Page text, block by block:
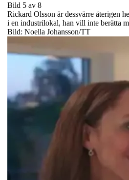
Bild 5 av 8
Rickard Olsson är dessvärre återigen
i en industrilokal, han vill inte berätta
Bild: Noella Johansson/TT